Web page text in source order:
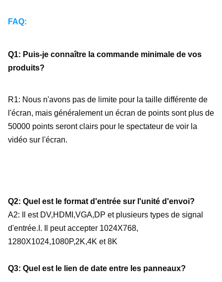
FAQ:
Q1: Puis-je connaître la commande minimale de vos
produits?
R1: Nous n'avons pas de limite pour la taille différente de
l'écran, mais généralement un écran de points sont plus de
50000 points seront clairs pour le spectateur de voir la
vidéo sur l'écran.
Q2: Quel est le format d'entrée sur l'unité d'envoi?
A2: Il est DV,HDMI,VGA,DP et plusieurs types de signal
d'entrée.I. Il peut accepter 1024X768,
1280X1024,1080P,2K,4K et 8K
Q3: Quel est le lien de date entre les panneaux?